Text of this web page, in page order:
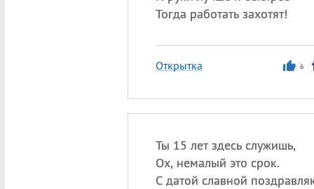
Тогда работать захотят!
Открытка 6
Ты 15 лет здесь служишь,
Ох, немалый это срок.
С датой славной